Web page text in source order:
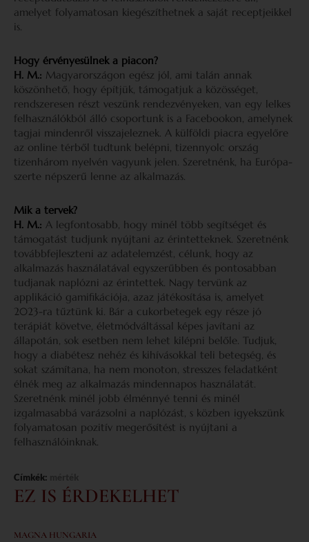
amelyet folyamatosan kiegészíthetnek a saját receptjeikkel
is.
Hogy érvényesülnek a piacon?
H. M.: Magyarországon egész jól, ami talán annak
köszönhető, hogy építjük, támogatjuk a közösséget,
rendszeresen részt veszünk rendezvényeken, van egy lelkes
felhasználókból álló csoportunk is a Facebookon, amelynek
tagjai mindenről visszajeleznek. A külföldi piacra egyelőre
az online térből tudtunk belépni, tizennyolc ország
tizenhárom nyelvén vagyunk jelen. Szeretnénk, ha Európa-
szerte népszerű lenne az alkalmazás.
Mik a tervek?
H. M.: A legfontosabb, hogy minél több segítséget és
támogatást tudjunk nyújtani az érintetteknek. Szeretnénk
továbbfejleszteni az adatelemzést, célunk, hogy az
alkalmazás használatával egyszerűbben és pontosabban
tudjanak naplózni az érintettek. Nagy tervünk az
applikáció gamifikációja, azaz játékosítása is, amelyet
2023-ra tűztünk ki. Bár a cukorbetegek egy része jó
terápiát követve, életmódváltással képes javítani az
állapotán, sok esetben nem lehet kilépni belőle. Tudjuk,
hogy a diabétesz nehéz és kihívásokkal teli betegség, és
sokat számítana, ha nem monoton, stresszes feladatként
élnék meg az alkalmazás mindennapos használatát.
Szeretnénk minél jobb élménnyé tenni és minél
izgalmasabbá varázsolni a naplózást, s közben igyekszünk
folyamatosan pozitív megerősítést is nyújtani a
felhasználóinknak.
Címkék:
EZ IS ÉRDEKELHET
MAGNA HUNGARIA